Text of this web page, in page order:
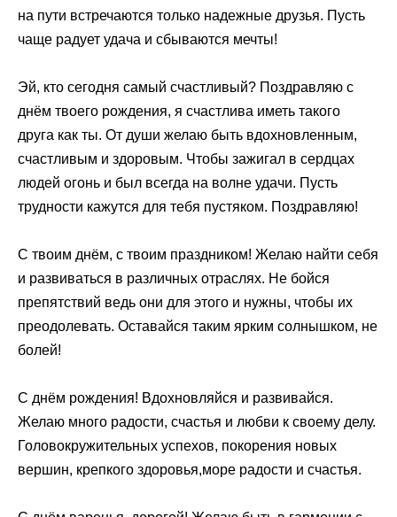
на пути встречаются только надежные друзья. Пусть
чаще радует удача и сбываются мечты!
Эй, кто сегодня самый счастливый? Поздравляю с
днём твоего рождения, я счастлива иметь такого
друга как ты. От души желаю быть вдохновленным,
счастливым и здоровым. Чтобы зажигал в сердцах
людей огонь и был всегда на волне удачи. Пусть
трудности кажутся для тебя пустяком. Поздравляю!
С твоим днём, с твоим праздником! Желаю найти себя
и развиваться в различных отраслях. Не бойся
препятствий ведь они для этого и нужны, чтобы их
преодолевать. Оставайся таким ярким солнышком, не
болей!
С днём рождения! Вдохновляйся и развивайся.
Желаю много радости, счастья и любви к своему делу.
Головокружительных успехов, покорения новых
вершин, крепкого здоровья,море радости и счастья.